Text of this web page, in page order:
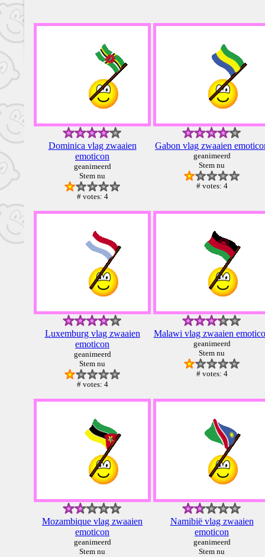
Dominica vlag zwaaien
emoticon
geanimeerd
Stem nu
# votes: 4
Gabon vlag zwaaien
geanimeerd
Stem nu
# votes: 4
Luxemburg vlag zwaaien
emoticon
geanimeerd
Stem nu
# votes: 4
Malawi vlag zwaaien
geanimeerd
Stem nu
# votes: 4
Mozambique vlag zwaaien
emoticon
geanimeerd
Stem nu
Namibië vlag zwaaien
emoticon
geanimeerd
Stem nu